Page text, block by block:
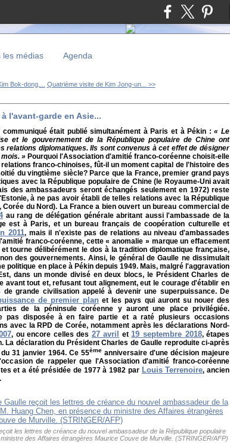
les médias Agenda
Bok-dong,... Quatrième visite de Kim Jong-un... >>
l'avant-garde en Asie...
communiqué était publié simultanément à Paris et à Pékin :« Le
et le gouvernement de la République populaire de Chine ont
relations diplomatiques. Ils sont convenus à cet effet de désigner
» Pourquoi l'Association d'amitié franco-coréenne choisit-elle
franco-chinoises, fût-il un moment capital de l'histoire des
du vingtième siècle? Parce que la France, premier grand pays
avec la République populaire de Chine (le Royaume-Uni avait
des ambassadeurs seront échangés seulement en 1972) reste
à ne pas avoir établi de telles relations avec la République
du Nord). La France a bien ouvert un bureau commercial de
au rang de délégation générale abritant aussi l'ambassade de la
est à Paris, et un bureau français de coopération culturelle et
2011, mais il n'existe pas de relations au niveau d'ambassades
franco-coréenne, cette « anomalie » marque un effacement
tourne délibérément le dos à la tradition diplomatique française,
des gouvernements. Ainsi, le général de Gaulle ne dissimulait
politique en place à Pékin depuis 1949. Mais, malgré l'aggravation
dans un monde divisé en deux blocs, le Président Charles de
avant tout et, refusant tout alignement, eut le courage d'établir en
grande civilisation appelé à devenir une superpuissance. De
de premier plan et les pays qui auront su nouer des
de la péninsule coréenne y auront une place privilégiée.
pas disposée à en faire partie et a raté plusieurs occasions
avec la RPD de Corée, notamment après les déclarations Nord-
, ou encore celles des 27 avril et19 septembre 2018, étapes
déclaration du Président Charles de Gaulle reproduite ci-après
31 janvier 1964. Ce 55ème anniversaire d'une décision majeure
de rappeler que l'Associationd'amitié franco-coréenne
et a été présidée de 1977 à 1982 par Louis Terrenoire, ancien
les lettres de créance du nouvel ambassadeur de la République populaire
des Affaires étrangères Maurice Couve de Murville. (STRINGER/AFP)